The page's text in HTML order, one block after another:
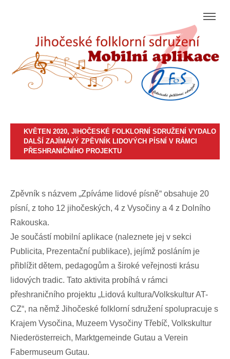
KVĚTEN 2020, JIHOČESKÉ FOLKLORNÍ SDRUŽENÍ VYDALO
DALŠÍ ZAJÍMAVÝ ZPĚVNÍK LIDOVÝCH PÍSNÍ V RÁMCI
PŘESHRANIČNÍHO PROJEKTU
Zpěvník s názvem „Zpíváme lidové písně“ obsahuje 20
písní, z toho 12 jihočeských, 4 z Vysočiny a 4 z Dolního
Rakouska.
Je součástí mobilní aplikace (naleznete jej v sekci
Publicita, Prezentační publikace), jejímž posláním je
přiblížit dětem, pedagogům a široké veřejnosti krásu
lidových tradic. Tato aktivita probíhá v rámci
přeshraničního projektu „Lidová kultura/Volkskultur AT-
CZ“, na němž Jihočeské folklorní sdružení spolupracuje s
Krajem Vysočina, Muzeem Vysočiny Třebíč, Volkskultur
Niederösterreich, Marktgemeinde Gutau a Verein
Fabermuseum Gutau.